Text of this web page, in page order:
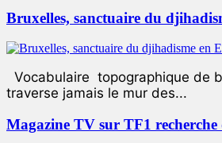
Bruxelles, sanctuaire du
Vocabulaire topographique de
traverse jamais le mur des...
Magazine TV sur TF1 recherche